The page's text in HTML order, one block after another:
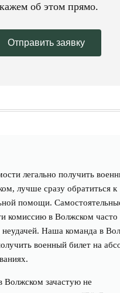
об этом прямо.
Отправить заявку
легально получить
лучше сразу обратиться к
помощи.
комиссию в Волжском часто
неудачей. Наша команда в
военный билет на
Волжском зачастую не